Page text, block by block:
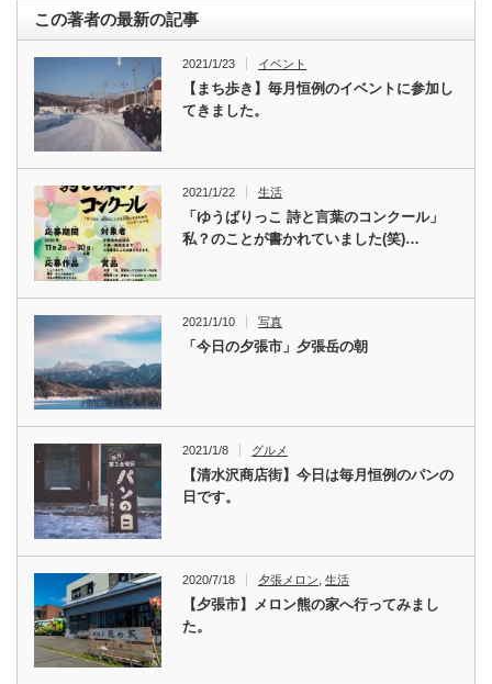
この著者の最新の記事
2021/1/23 イベント
【まち歩き】毎月恒例のイベントに参加し
てきました。
2021/1/22 生活
「ゆうばりっこ 詩と言葉のコンクール」
私？のことが書かれていました(笑)…
2021/1/10 写真
「今日の夕張市」夕張岳の朝
2021/1/8 グルメ
【清水沢商店街】今日は毎月恒例のパンの
日です。
2020/7/18 夕張メロン ,生活
【夕張市】メロン熊の家へ行ってみまし
た。